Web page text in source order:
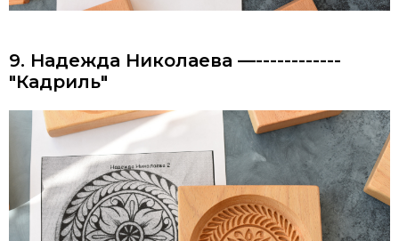
9. Надежда Николаева —------------
"Кадриль"